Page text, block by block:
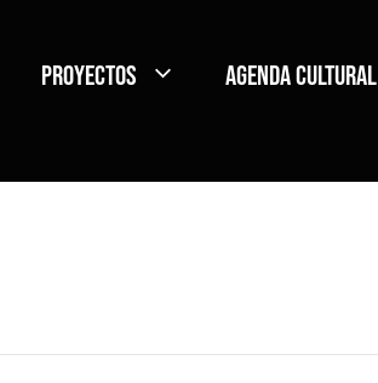
Proyectos Agenda Cultural